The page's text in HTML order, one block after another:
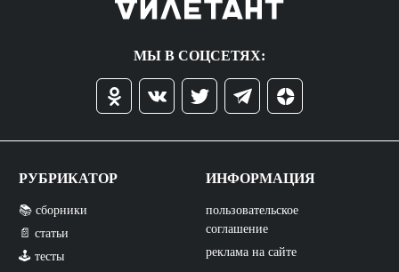
МЫ В СОЦСЕТЯХ:
РУБРИКАТОР
📚 сборники
📄 статьи
🕹️ тесты
ИНФОРМАЦИЯ
пользовательское
соглашение
реклама на сайте